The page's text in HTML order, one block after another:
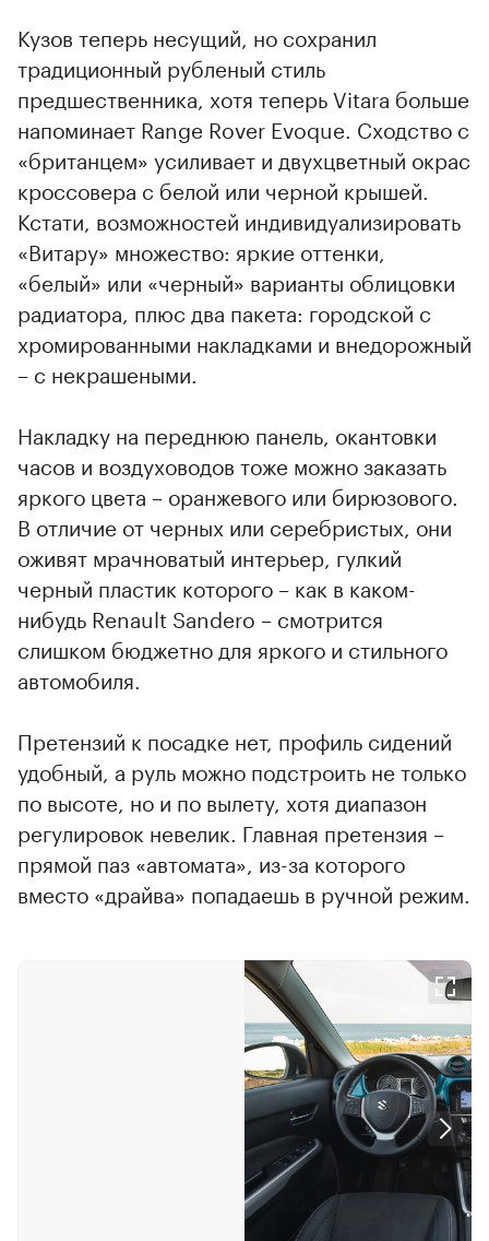
Кузов теперь несущий, но сохранил
традиционный рубленый стиль
предшественника, хотя теперь Vitara больше
напоминает Range Rover Evoque. Сходство с
«британцем» усиливает и двухцветный окрас
кроссовера с белой или черной крышей.
Кстати, возможностей индивидуализировать
«Витару» множество: яркие оттенки,
«белый» или «черный» варианты облицовки
радиатора, плюс два пакета: городской с
хромированными накладками и внедорожный
– с некрашеными.
Накладку на переднюю панель, окантовки
часов и воздуховодов тоже можно заказать
яркого цвета – оранжевого или бирюзового.
В отличие от черных или серебристых, они
оживят мрачноватый интерьер, гулкий
черный пластик которого – как в каком-
нибудь Renault Sandero – смотрится
слишком бюджетно для яркого и стильного
автомобиля.
Претензий к посадке нет, профиль сидений
удобный, а руль можно подстроить не только
по высоте, но и по вылету, хотя диапазон
регулировок невелик. Главная претензия –
прямой паз «автомата», из-за которого
вместо «драйва» попадаешь в ручной режим.